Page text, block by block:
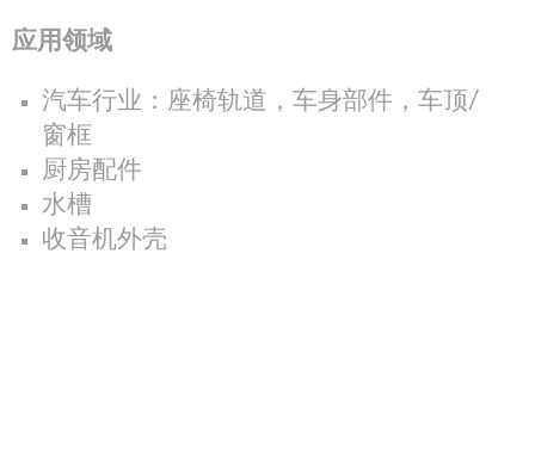
应用领域
汽车行业：座椅轨道，车身部件，车顶/
窗框
厨房配件
水槽
收音机外壳